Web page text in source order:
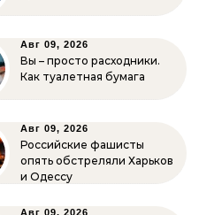
Авг 09, 2026
Вы – просто расходники.
Как туалетная бумага
Авг 09, 2026
Российские фашисты
опять обстреляли Харьков
и Одессу
Авг 09, 2026